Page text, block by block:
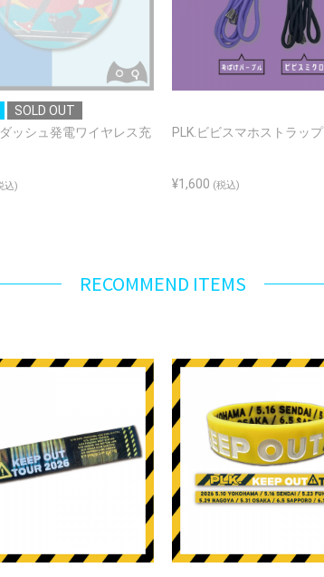
SOLD OUT
ッシュ発電ワイヤレス充
込)
PLK.ビビスマホストラップ
¥1,600 (税込)
RECOMMEND ITEMS